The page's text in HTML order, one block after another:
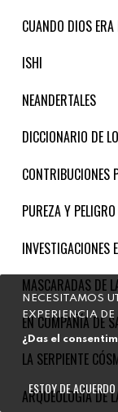
CUANDO DIOS ERA
ISHI
NEANDERTALES
DICCIONARIO DE
CONTRIBUCIONES
PUREZA Y PELIGRO
INVESTIGACIONES
MASCARADAS DE
EN COMPAÑÍA DE
LA SERPIENTE
ARQUEOLOGÍA DE
NECESITAMOS
EXPERIENCIA
¿Das el
ESTOY DE ACUERDO